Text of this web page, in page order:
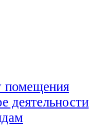
помещения
деятельности